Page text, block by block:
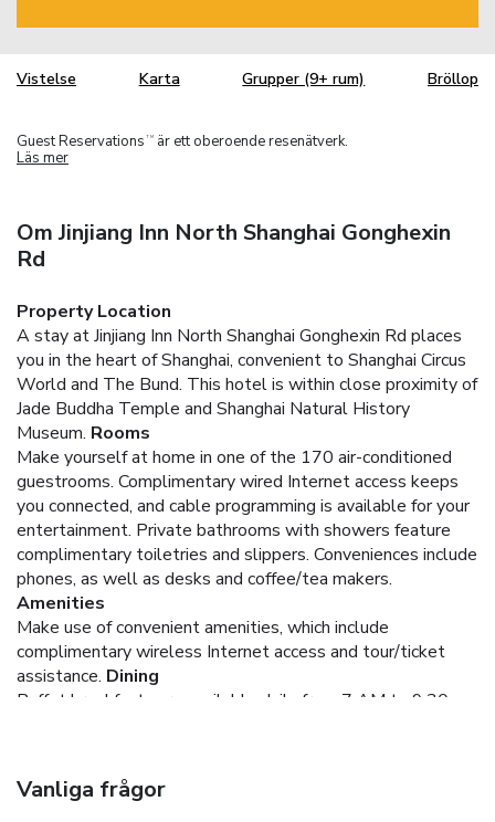
Vistelse Karta Grupper (9+ rum) Bröllop
Guest Reservations TM
är ett oberoende resenätverk.
Läs mer
Om Jinjiang Inn North Shanghai Gonghexin
Rd
Property Location
A stay at Jinjiang Inn North Shanghai Gonghexin Rd places
you in the heart of Shanghai, convenient to Shanghai Circus
World and The Bund. This hotel is within close proximity of
Jade Buddha Temple and Shanghai Natural History
Museum. Rooms
Make yourself at home in one of the 170 air-conditioned
guestrooms. Complimentary wired Internet access keeps
you connected, and cable programming is available for your
entertainment. Private bathrooms with showers feature
complimentary toiletries and slippers. Conveniences include
phones, as well as desks and coffee/tea makers.
Amenities
Make use of convenient amenities, which include
complimentary wireless Internet access and tour/ticket
assistance. Dining
Buffet breakfasts are available daily from 7 AM to 9:30
access, dry cleaning/laundry services, and a 24-hour front
desk.
Vanliga frågor